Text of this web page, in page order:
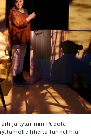
äiti ja tytär niin Pudota-
tiheitä tunnelmia.